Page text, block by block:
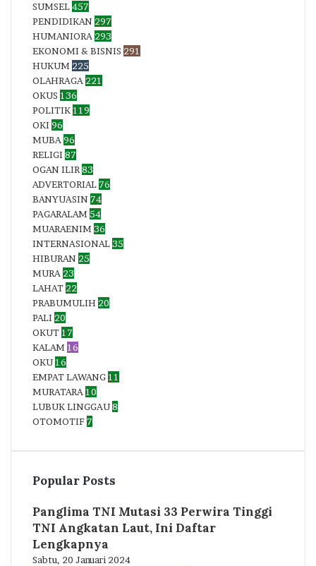
SUMSEL457
PENDIDIKAN 297
HUMANIORA 293
EKONOMI & BISNIS 291
HUKUM 225
OLAHRAGA 221
OKUS 136
POLITIK119
OKI96
MUBA 96
RELIGI87
OGAN ILIR83
ADVERTORIAL 76
BANYUASIN 74
PAGARALAM54
MUARAENIM36
INTERNASIONAL35
HIBURAN 25
MURA 23
LAHAT 22
PRABUMULIH 20
PALI 20
OKUT17
KALAM16
OKU16
EMPAT LAWANG11
MURATARA 10
LUBUK LINGGAU8
OTOMOTIF 7
Popular Posts
Panglima TNI Mutasi 33 Perwira Tinggi
TNI Angkatan Laut, Ini Daftar
Lengkapnya
Sabtu, 20 Januari 2024